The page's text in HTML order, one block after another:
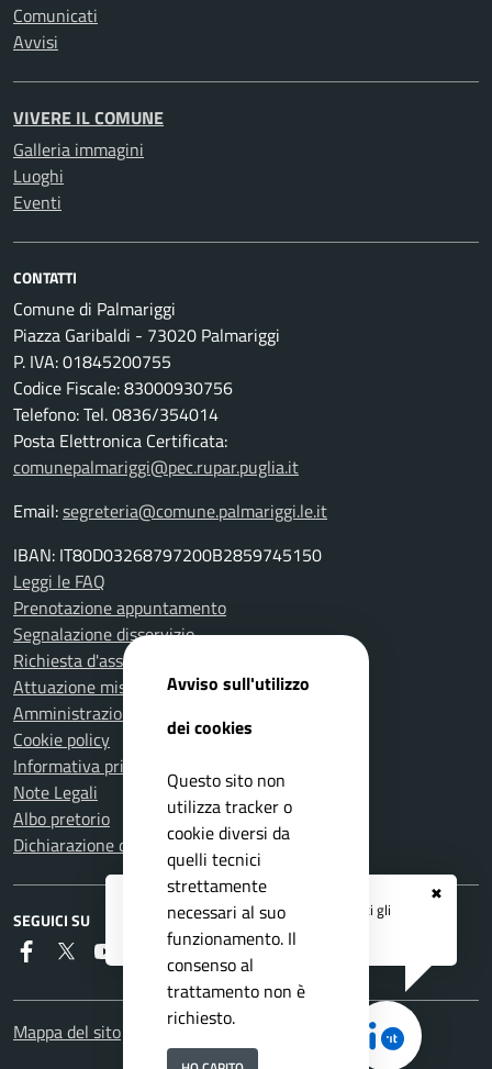
✖
Registrati ai serviziAPP IO
e ricevi tutti gli
aggiornamenti dall'Ente
Comunicati
Avvisi
VIVERE IL COMUNE
Galleria immagini
Luoghi
Eventi
CONTATTI
Comune di Palmariggi
Piazza Garibaldi - 73020 Palmariggi
P. IVA: 01845200755
Codice Fiscale: 83000930756
Telefono: Tel. 0836/354014
Posta Elettronica Certificata:
comunepalmariggi@pec.rupar.puglia.it
Email:segreteria@comune.palmariggi.le.it
IBAN: IT80D03268797200B2859745150
Leggi le FAQ
Prenotazione appuntamento
Segnalazione disservizio
Richiesta d'assistenza
Attuazione misure PNRR
Amministrazione trasparente
Cookie policy
Informativa privacy
Note Legali
Albo pretorio
Dichiarazione di accessibilità
SEGUICI SU
FaceboookTwitter YoutubeRSS
Mappa del sito
Avviso sull'utilizzo
dei cookies
Questo sito non
utilizza tracker o
cookie diversi da
quelli tecnici
strettamente
necessari al suo
funzionamento. Il
consenso al
trattamento non è
richiesto.